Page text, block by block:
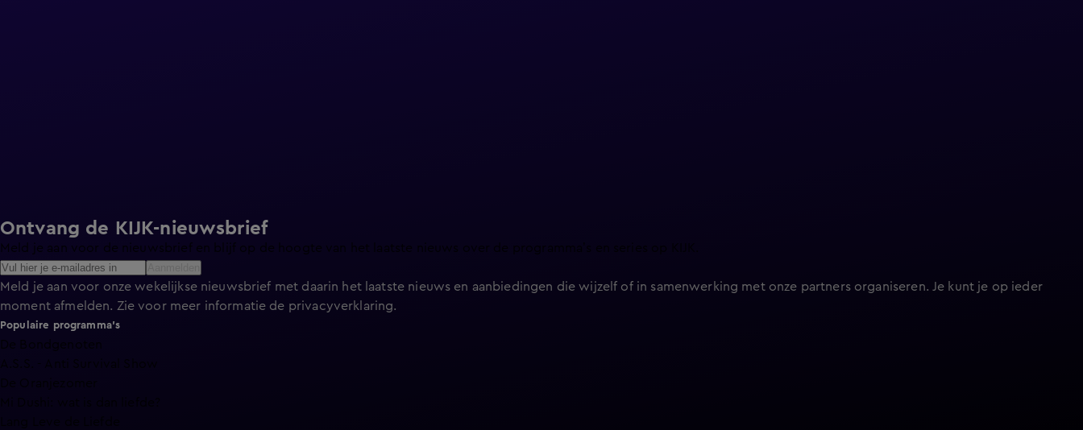
Ontvang de KIJK-nieuwsbrief
Meld je aan voor de nieuwsbrief en blijf op de hoogte van het laatste nieuws over de programma’s en series op KIJK.
Meld je aan voor onze wekelijkse nieuwsbrief met daarin het laatste nieuws en aanbiedingen die wijzelf of in samenwerking met onze partners organiseren. Je kunt je op ieder
moment afmelden. Zie voor meer informatie de privacyverklaring.
Populaire programma's